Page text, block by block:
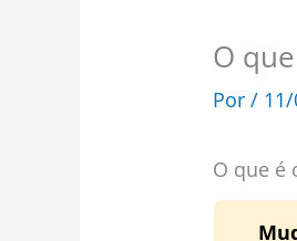
O
Por/
O que é